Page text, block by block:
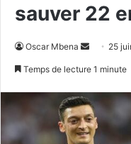
sauver 22
Oscar Mbena
Envoyer
25
Temps de lecture 1 minute